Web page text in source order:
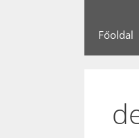
Főoldal